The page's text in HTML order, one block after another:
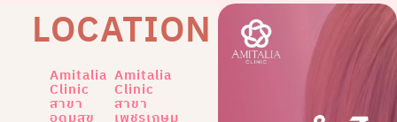
LOCATION
Amitalia
Clinic
สาขา
Amitalia
Clinic
สาขา